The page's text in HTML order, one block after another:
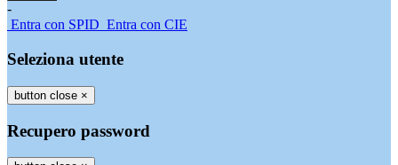
-
Entra con SPID Entra con CIE
Seleziona utente
button close ×
Recupero password